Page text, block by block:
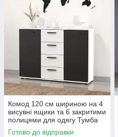
Комод 120 см шириною на 4
висувні ящики та 6 закритими
полицями для одягу Тумба
дводверна в спальню з ДСП
Готово до відправки